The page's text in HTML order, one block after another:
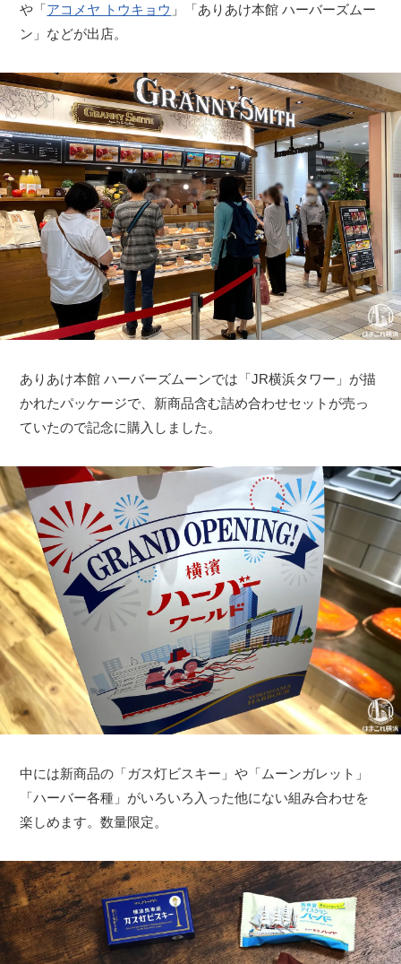
や「アコメヤ トウキョウ 」「ありあけ本館 ハーバーズムー
ン」などが出店。
ありあけ本館 ハーバーズムーンでは「JR横浜タワー」が描
かれたパッケージで、新商品含む詰め合わせセットが売っ
ていたので記念に購入しました。
中には新商品の「ガス灯ビスキー」や「ムーンガレット」
「ハーバー各種」がいろいろ入った他にない組み合わせを
楽しめます。数量限定。